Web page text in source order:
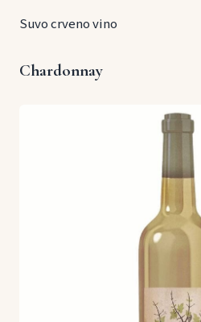
Suvo crveno vino
Chardonnay